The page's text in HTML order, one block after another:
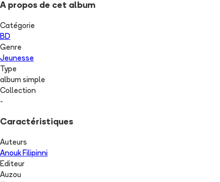
A propos de cet album
Catégorie
BD
Genre
Jeunesse
Type
album simple
Collection
-
Caractéristiques
Auteurs
Anouk Filipinni
Editeur
Auzou